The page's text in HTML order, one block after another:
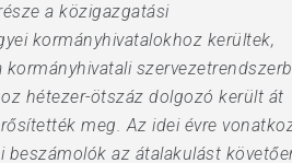
a közigazgatási
kormányhivatalokhoz kerültek,
hétezer-ötszáz dolgozó került át
meg. Az idei évre
az átalakulást